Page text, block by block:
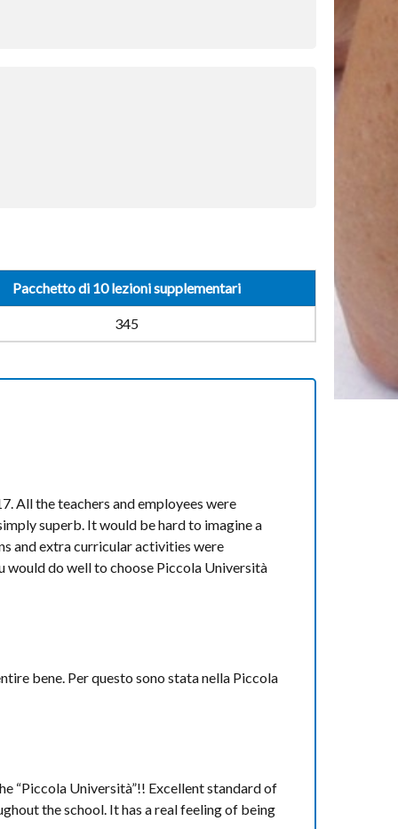
Pacchetto di 10 lezioni supplementari
345
All the teachers and employees were
superb. It would be hard to imagine a
and extra curricular activities were
would do well to choose Piccola Università
bene. Per questo sono stata nella Piccola
“Piccola Università”!! Excellent standard of
the school. It has a real feeling of being